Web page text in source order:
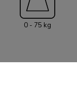
0 - 75 kg